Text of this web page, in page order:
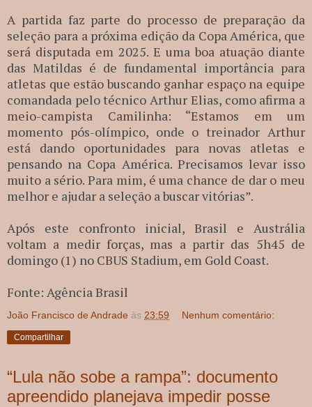
A partida faz parte do processo de preparação da
seleção para a próxima edição da Copa América, que
será disputada em 2025. E uma boa atuação diante
das Matildas é de fundamental importância para
atletas que estão buscando ganhar espaço na equipe
comandada pelo técnico Arthur Elias, como afirma a
meio-campista Camilinha: “Estamos em um
momento pós-olímpico, onde o treinador Arthur
está dando oportunidades para novas atletas e
pensando na Copa América. Precisamos levar isso
muito a sério. Para mim, é uma chance de dar o meu
melhor e ajudar a seleção a buscar vitórias”.
Após este confronto inicial, Brasil e Austrália
voltam a medir forças, mas a partir das 5h45 de
domingo (1) no CBUS Stadium, em Gold Coast.
Fonte: Agência Brasil
João Francisco de Andrade às 23:59 Nenhum comentário:
Compartilhar
“Lula não sobe a rampa”: documento
apreendido planejava impedir posse